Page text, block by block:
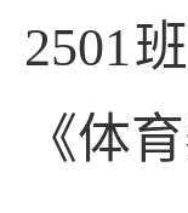
2501
《体